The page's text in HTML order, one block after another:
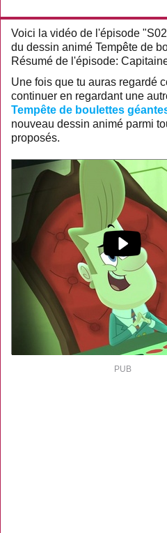
Voici la vidéo de l'épisode
du dessin animé Tempête de
Résumé de l'épisode:
Une fois que tu auras regardé
continuer en regardant une
Tempête de boulettes
nouveau dessin animé parmi
proposés.